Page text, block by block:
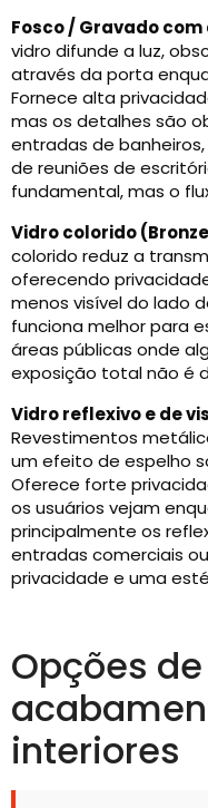
Fosco / Gravado
vidro difunde a luz,
através da porta
Fornece alta
mas os detalhes são
entradas de
de reuniões de
fundamental, mas o
Vidro colorido
colorido reduz a
oferecendo
menos visível do lado
funciona melhor para
áreas públicas onde
exposição total não é
Vidro reflexivo e de
Revestimentos
um efeito de espelho
Oferece forte
os usuários vejam
principalmente os
entradas comerciais
privacidade e uma
Opções
interiores